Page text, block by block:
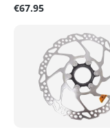
€67.95